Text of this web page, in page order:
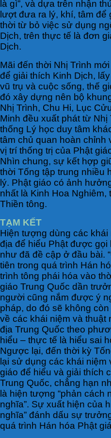
là gì”, và dựa trên nhận
lượt đưa ra lý, khí, tâm để
thời từ bỏ việc sử dụng
Dịch, trên thực tế là đơn
Dịch.
Mãi đến thời Nhị Trình
để giải thích Kinh Dịch,
vũ trụ và cuộc sống, thế
đó xây dựng nên bộ
Nhị Trình, Chu Hi, Lục
Minh đều xuất phát từ
thống Lý học duy tâm
tâm chủ quan hoàn chỉnh
vị trí thống trị của Phật
Nhìn chung, sự kết hợp
thời Tống tập trung nhiều
lý. Phật giáo có ảnh
nhất là Kinh Hoa
Thiền tông.
TẠM KẾT
Hiện tượng dùng các
địa để hiểu Phật được gọi
như đã đề cập ở đầu bài.
tiên trong quá trình Hán
trình tông phái hóa vào
giáo Trung Quốc dần
người cũng nắm được ý
pháp, do đó sẽ không
về các khái niệm và
địa Trung Quốc theo
hiểu – thực tế là hiểu sai
Ngược lại, đến thời kỳ
lại sử dụng các khái niệm
giáo để hiểu và giải thích
Trung Quốc, chẳng hạn
là hiện tượng “phản cách
nghĩa”. Sự xuất hiện của
nghĩa” đánh dấu sự
quá trình Hán hóa Phật